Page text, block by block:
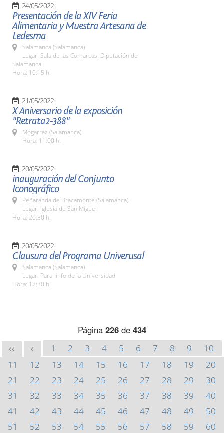
24/05/2022
Presentación de la XIV Feria
Alimentaria y Muestra Artesana de
Ledesma
Salamanca (Salamanca)
Lugar: Sala de las Comarcas. Diputación de
Salamanca.
Hora: 10:15 h.
21/05/2022
X Aniversario de la exposición
"Retrata2-388"
Mogarraz (Salamanca)
Hora: 11:00 h.
20/05/2022
inauguración del Conjunto
Iconográfico
Peñaranda de Bracamonte (Salamanca)
Lugar: Iglesia de San Miguel
Hora: 20:30 h.
20/05/2022
Clausura del Programa Univerusal
Salamanca (Salamanca)
Lugar: Paraninfo de la Universidad
Hora: 12:30 h.
Página 226de 434
<< < 1 2 3 4 5 6 7 8 9
10
11
12 13 14 15 16 17 18 19
20
21
22 23 24 25 26 27 28 29
30
31
32 33 34 35 36 37 38 39
40
41
42 43 44 45 46 47 48 49
50
51
52 53 54 55 56 57 58 59
60